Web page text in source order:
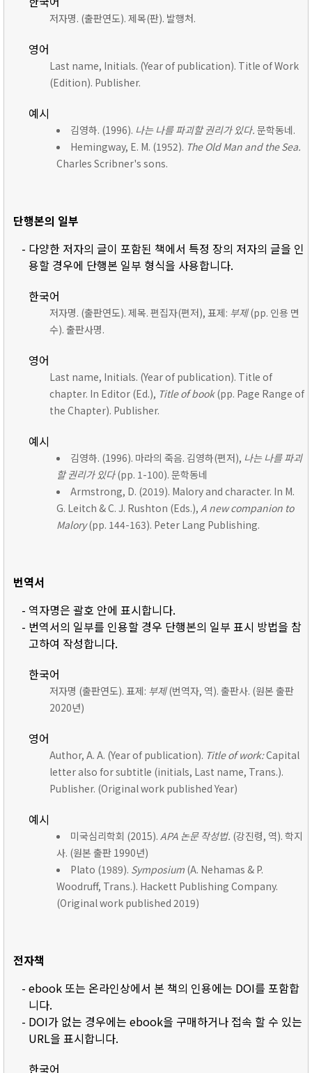
저자명. (출판연도). 제목(판). 발행처.
영어
Last name, Initials. (Year of publication). Title of Work
(Edition). Publisher.
예시
김영하. (1996). 나는 나를 파괴할 권리가 있다. 문학동네.
Hemingway, E. M. (1952). The Old Man and the Sea.
Charles Scribner's sons.
단행본의 일부
- 다양한 저자의 글이 포함된 책에서 특정 장의 저자의 글을 인
용할 경우에 단행본 일부 형식을 사용합니다.
한국어
저자명. (출판연도). 제목. 편집자(편저), 표제: 부제(pp. 인용 면
수). 출판사명.
영어
Last name, Initials. (Year of publication). Title of
chapter. In Editor (Ed.), Title of book(pp. Page Range of
the Chapter). Publisher.
예시
김영하. (1996). 마라의 죽음. 김영하(편저), 나는 나를 파괴
할 권리가 있다(pp. 1-100). 문학동네
Armstrong, D. (2019). Malory and character. In M.
G. Leitch & C. J. Rushton (Eds.), A new companion to
Malory(pp. 144-163). Peter Lang Publishing.
번역서
- 역자명은 괄호 안에 표시합니다.
- 번역서의 일부를 인용할 경우 단행본의 일부 표시 방법을 참
고하여 작성합니다.
한국어
저자명 (출판연도). 표제: 부제(번역자, 역). 출판사. (원본 출판
2020년)
영어
Author, A. A. (Year of publication). Title of work:Capital
letter also for subtitle (initials, Last name, Trans.).
Publisher. (Original work published Year)
예시
미국심리학회 (2015). APA 논문 작성법. (강진령, 역). 학지
사. (원본 출판 1990년)
Plato (1989). Symposium (A. Nehamas & P.
Woodruff, Trans.). Hackett Publishing Company.
(Original work published 2019)
전자책
- ebook 또는 온라인상에서 본 책의 인용에는 DOI를 포함합
니다.
- DOI가 없는 경우에는 ebook을 구매하거나 접속 할 수 있는
URL을 표시합니다.
한국어